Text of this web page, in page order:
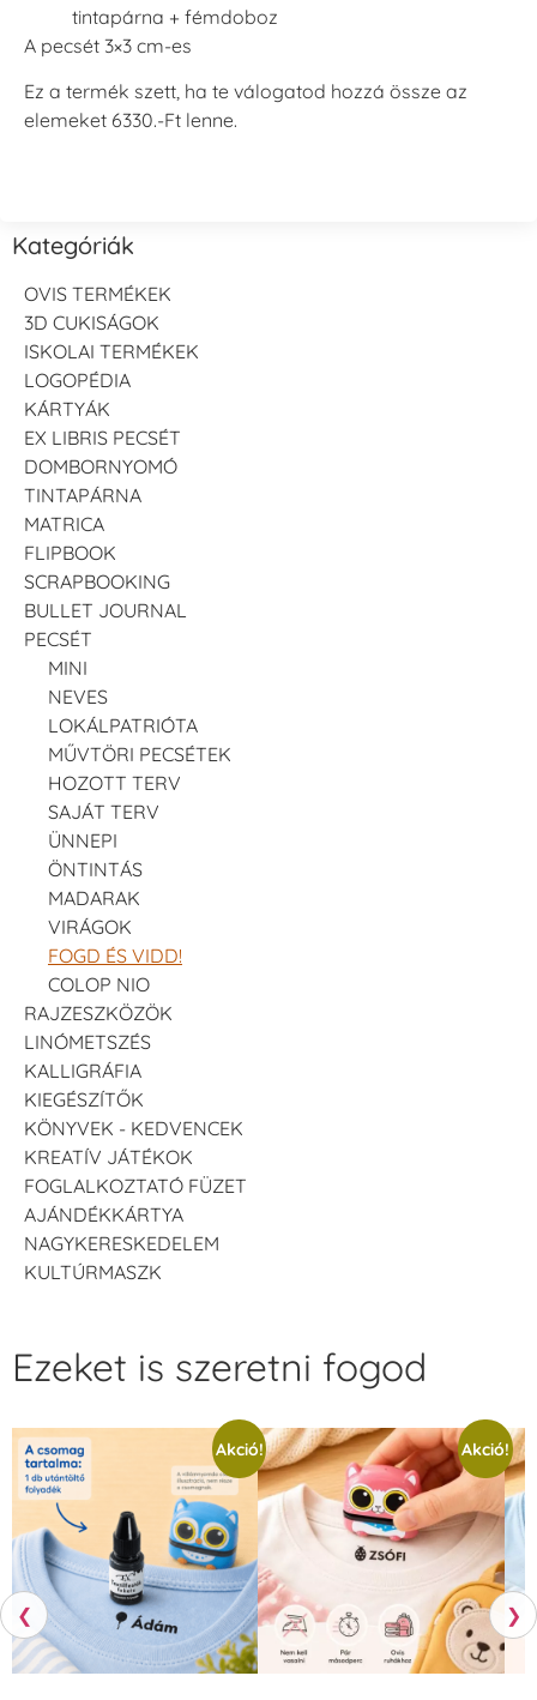
tintapárna + fémdoboz
A pecsét 3×3 cm-es
Ez a termék szett, ha te válogatod hozzá össze az
elemeket 6330.-Ft lenne.
Kategóriák
OVIS TERMÉKEK
3D CUKISÁGOK
ISKOLAI TERMÉKEK
LOGOPÉDIA
KÁRTYÁK
EX LIBRIS PECSÉT
DOMBORNYOMÓ
TINTAPÁRNA
MATRICA
FLIPBOOK
SCRAPBOOKING
BULLET JOURNAL
PECSÉT
MINI
NEVES
LOKÁLPATRIÓTA
MŰVTÖRI PECSÉTEK
HOZOTT TERV
SAJÁT TERV
ÜNNEPI
ÖNTINTÁS
MADARAK
VIRÁGOK
FOGD ÉS VIDD!
COLOP NIO
RAJZESZKÖZÖK
LINÓMETSZÉS
KALLIGRÁFIA
KIEGÉSZÍTŐK
KÖNYVEK - KEDVENCEK
KREATÍV JÁTÉKOK
FOGLALKOZTATÓ FÜZET
AJÁNDÉKKÁRTYA
NAGYKERESKEDELEM
KULTÚRMASZK
❮
Ezeket is szeretni fogod
Akció! Akció!
❯